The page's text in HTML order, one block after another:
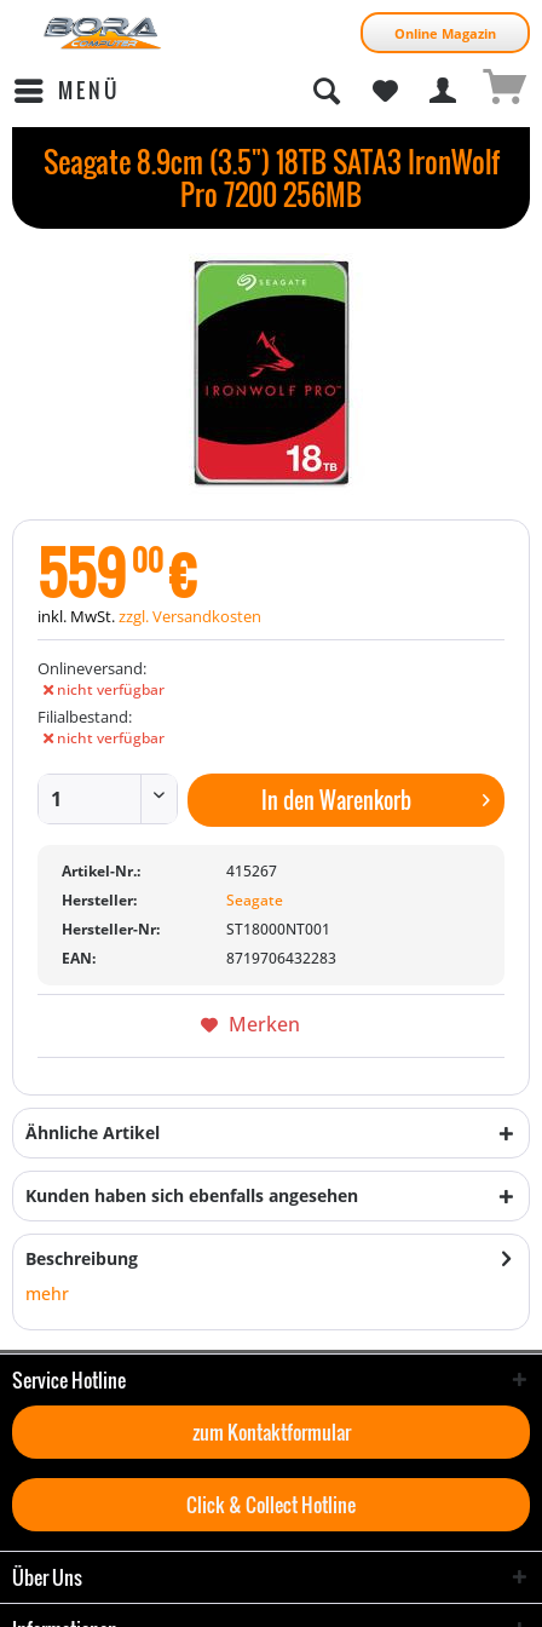
Online Magazin
MENÜ
Seagate 8.9cm (3.5") 18TB SATA3 IronWolf
Pro 7200 256MB
55900€
inkl. MwSt.zzgl. Versandkosten
Onlineversand:
nicht verfügbar
Filialbestand:
nicht verfügbar
In denWarenkorb
Artikel-Nr.:
415267
Hersteller:
Seagate
Hersteller-Nr:
ST18000NT001
EAN:
8719706432283
Merken
Ähnliche Artikel
Kunden haben sich ebenfalls angesehen
Beschreibung
mehr
Service Hotline
zum Kontaktformular
Click & Collect Hotline
Über Uns